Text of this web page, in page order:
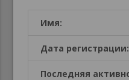
Имя:
Дата регистрации:
Последняя